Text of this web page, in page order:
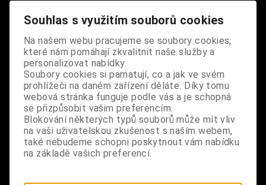
M
Dodání dny:skladem
ks
Koupit
Tabulky velikostí: zde
Výrobce:import UK
Katalogové číslo:OBRHKALKRPA3204
Záruka (měsíců):24
Souhlas s využitím souborů cookies
Na našem webu pracujeme se soubory cookies,
které nám pomáhají zkvalitnit naše služby a
personalizovat nabídky.
Soubory cookies si pamatují, co a jak ve svém
prohlížeči na daném zařízení děláte. Díky tomu
webová stránka funguje podle vás a je schopná
se přizpůsobit vašim preferencím.
Blokování některých typů souborů může mít vliv
na vaši uživatelskou zkušenost s naším webem,
také nebudeme schopni poskytnout vám nabídku
na základě vašich preferencí.